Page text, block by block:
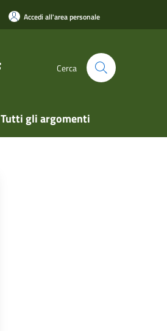
Accedi all'area personale
Cerca
Tutti gli argomenti